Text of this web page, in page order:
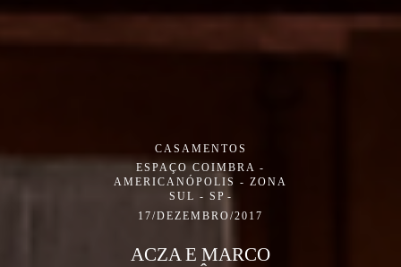
CASAMENTOS
ESPAÇO COIMBRA -
AMERICANÓPOLIS - ZONA
SUL - SP
17/DEZEMBRO/2017
ACZA E MARCO